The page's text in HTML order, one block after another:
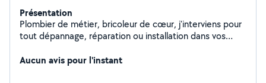
Présentation
Plombier de métier, bricoleur de cœur, j'interviens pour
tout dépannage, réparation ou installation dans vos
épreuve et une passion pour le travail bien fait, je mets
Aucun avis pour l'instant